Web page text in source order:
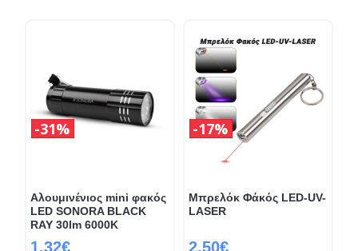
Αλουμινένιος mini φακός
LED SONORA BLACK
RAY 30lm 6000K
1.32€
31%
Μπρελόκ Φάκός LED-UV-
LASER
2.50€
17%